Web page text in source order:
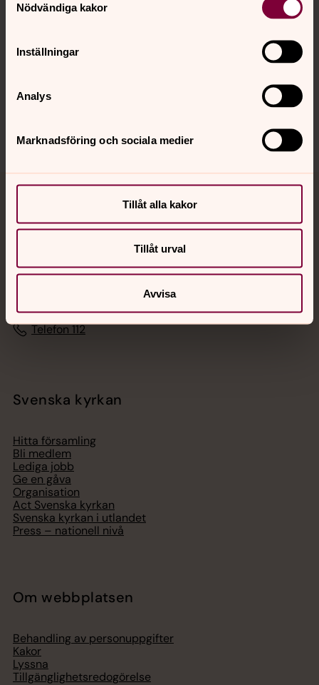
Nödvändiga kakor
Inställningar
Analys
Marknadsföring och sociala medier
Tillåt alla kakor
Tillåt urval
Avvisa
Sociala kanaler
Jourhavande präst
Akut samtals- och krisstöd. Prata eller chatta anonymt
med en präst på kvällar och nätter.
Digitalt brev
Telefon 112
Svenska kyrkan
Hitta församling
Bli medlem
Lediga jobb
Ge en gåva
Organisation
Act Svenska kyrkan
Svenska kyrkan i utlandet
Press – nationell nivå
Om webbplatsen
Behandling av personuppgifter
Kakor
Lyssna
Tillgänglighetsredogörelse